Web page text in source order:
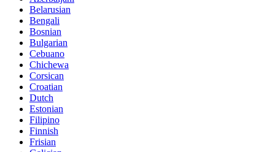
Belarusian
Bengali
Bosnian
Bulgarian
Cebuano
Chichewa
Corsican
Croatian
Dutch
Estonian
Filipino
Finnish
Frisian